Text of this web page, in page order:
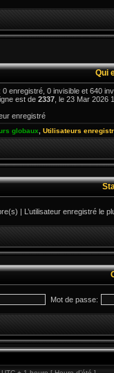
Qui
0 enregistré, 0 invisible et 640
est de 2337 , le 23 Mar 2026
enregistré
globaux Utilisateurs
| L’utilisateur enregistré le
Mot de passe: